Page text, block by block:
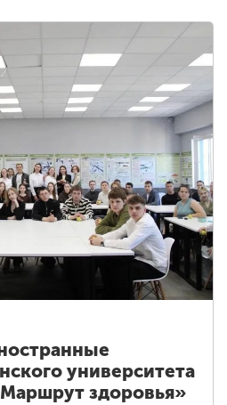
университета
здоровья»